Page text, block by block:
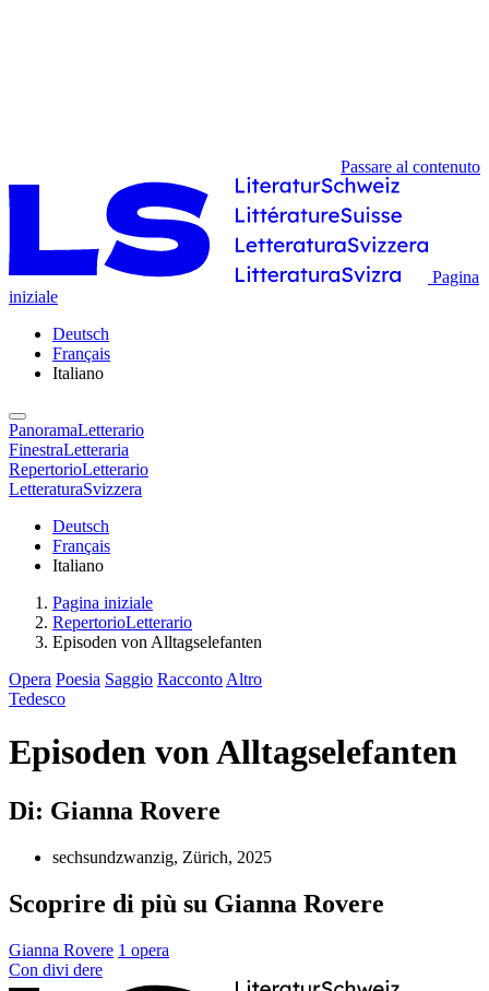
Passare al contenuto
Pagina
iniziale
Deutsch
Français
Italiano
PanoramaLetterario
FinestraLetteraria
RepertorioLetterario
LetteraturaSvizzera
Deutsch
Français
Italiano
Pagina iniziale
RepertorioLetterario
Episoden von Alltagselefanten
Opera Poesia Saggio Racconto Altro
Tedesco
Episoden von Alltagselefanten
Di: Gianna Rovere
sechsundzwanzig, Zürich, 2025
Scoprire di più su Gianna Rovere
Gianna Rovere 1 opera
Con divi dere